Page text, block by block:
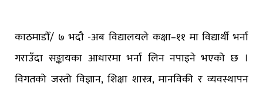
काठमाडौँ/ ७ भदौ -अब विद्यालयले कक्षा–११ मा विद्यार्थी भर्ना
गराउँदा सङ्कायका आधारमा भर्ना लिन नपाइने भएको छ ।
विगतको जस्तो विज्ञान, शिक्षा शास्त्र, मानविकी र व्यवस्थापन